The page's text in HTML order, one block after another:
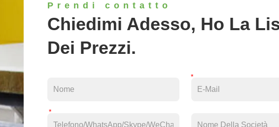
Prendi contatto
Chiedimi Adesso, Ho La
Dei Prezzi.